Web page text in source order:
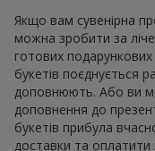
Якщо вам сувенірна
можна зробити за
готових подарункових
букетів поєднується
доповнюють. Або ви
доповнення до
букетів прибула
доставки та